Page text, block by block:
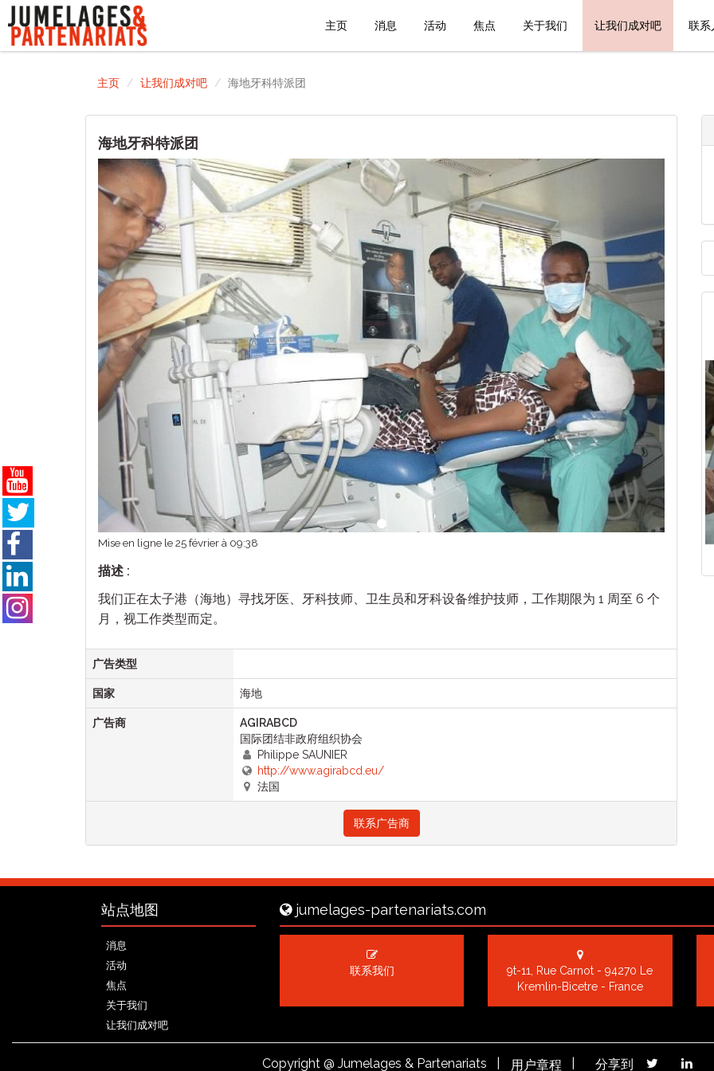
主页 消息 活动 焦点 关于我们 让我们成对吧 联系
主页 让我们成对吧 海地牙科特派团
海地牙科特派团
Previous
Mise en ligne le 25 février à 09:38
描述 :
我们正在太子港（海地）寻找牙医、牙科技师、卫生员和牙科设备维护技师，工作期限为 1 周至 6 个
月，视工作类型而定。
广告类型
国家 海地
广告商
AGIRABCD
国际团结非政府组织协会
Philippe SAUNIER
http://www.agirabcd.eu/
法国
联系广告商
站点地图
消息
活动
焦点
关于我们
让我们成对吧
jumelages-partenariats.com
联系我们
9t-11, Rue Carnot - 94270 Le
Kremlin-Bicetre - France
Copyright @ Jumelages & Partenariats | 用户章程 分享到